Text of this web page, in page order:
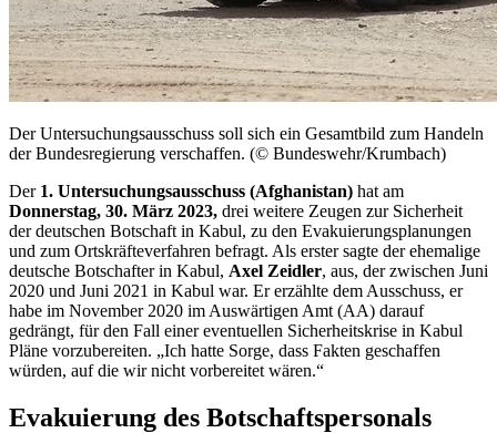
Der Untersuchungsausschuss soll sich ein Gesamtbild zum Handeln
der Bundesregierung verschaffen. (© Bundeswehr/Krumbach)
Der 1. Untersuchungsausschuss (Afghanistan) hat am
Donnerstag, 30. März 2023, drei weitere Zeugen zur Sicherheit
der deutschen Botschaft in Kabul, zu den Evakuierungsplanungen
und zum Ortskräfteverfahren befragt. Als erster sagte der ehemalige
deutsche Botschafter in Kabul, Axel Zeidler, aus, der zwischen Juni
2020 und Juni 2021 in Kabul war. Er erzählte dem Ausschuss, er
habe im November 2020 im Auswärtigen Amt (AA) darauf
gedrängt, für den Fall einer eventuellen Sicherheitskrise in Kabul
Pläne vorzubereiten. „Ich hatte Sorge, dass Fakten geschaffen
würden, auf die wir nicht vorbereitet wären.“
Evakuierung des Botschaftspersonals